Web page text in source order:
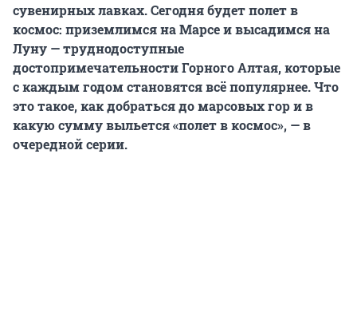
сувенирных лавках. Сегодня будет полет в
космос: приземлимся на Марсе и высадимся на
Луну — труднодоступные
достопримечательности Горного Алтая, которые
с каждым годом становятся всё популярнее. Что
это такое, как добраться до марсовых гор и в
какую сумму выльется «полет в космос», — в
очередной серии.